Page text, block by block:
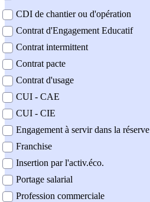
CDI de chantier ou d'opération
Contrat d'Engagement Educatif
Contrat intermittent
Contrat pacte
Contrat d'usage
CUI - CAE
CUI - CIE
Engagement à servir dans la réserve
Franchise
Insertion par l'activ.éco.
Portage salarial
Profession commerciale